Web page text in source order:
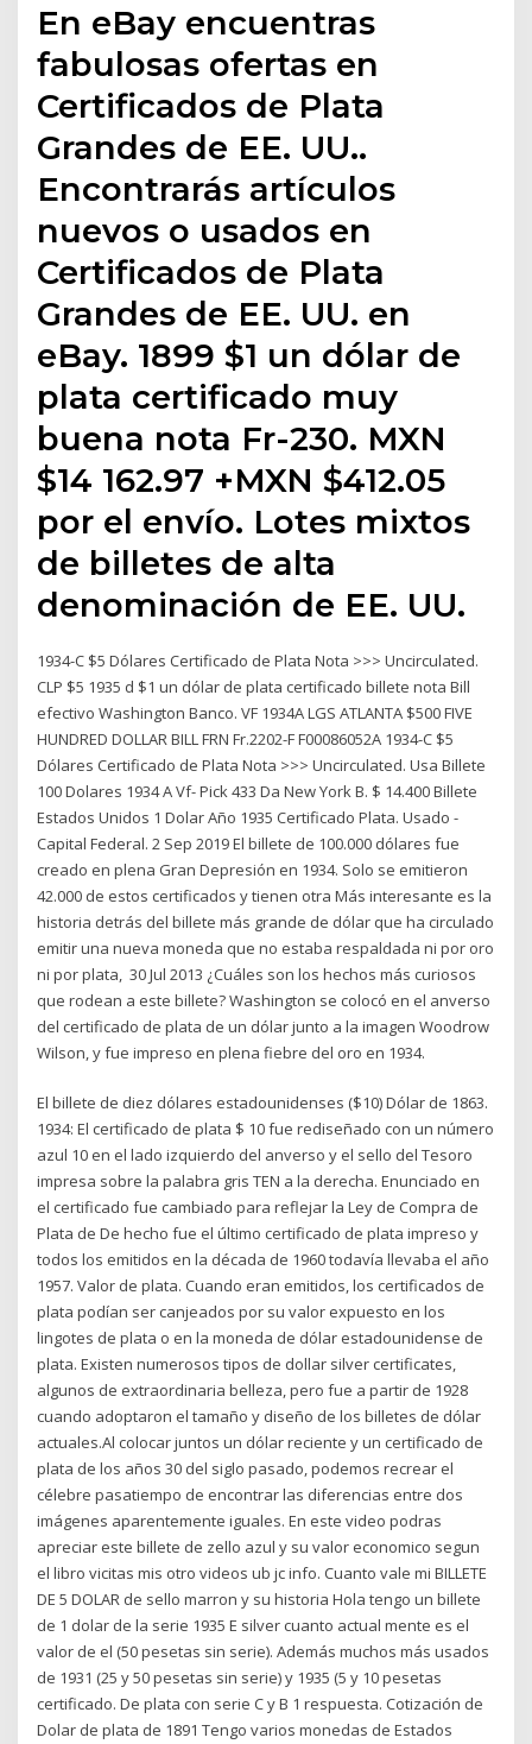
En eBay encuentras
fabulosas ofertas en
Certificados de Plata
Grandes de EE. UU..
Encontrarás artículos
nuevos o usados en
Certificados de Plata
Grandes de EE. UU. en
eBay. 1899 $1 un dólar de
plata certificado muy
buena nota Fr-230. MXN
$14 162.97 +MXN $412.05
por el envío. Lotes mixtos
de billetes de alta
denominación de EE. UU.
1934-C $5 Dólares Certificado de Plata Nota >>> Uncirculated.
CLP $5 1935 d $1 un dólar de plata certificado billete nota Bill
efectivo Washington Banco. VF 1934A LGS ATLANTA $500 FIVE
HUNDRED DOLLAR BILL FRN Fr.2202-F F00086052A 1934-C $5
Dólares Certificado de Plata Nota >>> Uncirculated. Usa Billete
100 Dolares 1934 A Vf- Pick 433 Da New York B. $ 14.400 Billete
Estados Unidos 1 Dolar Año 1935 Certificado Plata. Usado -
Capital Federal. 2 Sep 2019 El billete de 100.000 dólares fue
creado en plena Gran Depresión en 1934. Solo se emitieron
42.000 de estos certificados y tienen otra Más interesante es la
historia detrás del billete más grande de dólar que ha circulado
emitir una nueva moneda que no estaba respaldada ni por oro
ni por plata, 30 Jul 2013 ¿Cuáles son los hechos más curiosos
que rodean a este billete? Washington se colocó en el anverso
del certificado de plata de un dólar junto a la imagen Woodrow
Wilson, y fue impreso en plena fiebre del oro en 1934.
El billete de diez dólares estadounidenses ($10) Dólar de 1863.
1934: El certificado de plata $ 10 fue rediseñado con un número
azul 10 en el lado izquierdo del anverso y el sello del Tesoro
impresa sobre la palabra gris TEN a la derecha. Enunciado en
el certificado fue cambiado para reflejar la Ley de Compra de
Plata de De hecho fue el último certificado de plata impreso y
todos los emitidos en la década de 1960 todavía llevaba el año
1957. Valor de plata. Cuando eran emitidos, los certificados de
plata podían ser canjeados por su valor expuesto en los
lingotes de plata o en la moneda de dólar estadounidense de
plata. Existen numerosos tipos de dollar silver certificates,
algunos de extraordinaria belleza, pero fue a partir de 1928
cuando adoptaron el tamaño y diseño de los billetes de dólar
actuales.Al colocar juntos un dólar reciente y un certificado de
plata de los años 30 del siglo pasado, podemos recrear el
célebre pasatiempo de encontrar las diferencias entre dos
imágenes aparentemente iguales. En este video podras
apreciar este billete de zello azul y su valor economico segun
el libro vicitas mis otro videos ub jc info. Cuanto vale mi BILLETE
DE 5 DOLAR de sello marron y su historia Hola tengo un billete
de 1 dolar de la serie 1935 E silver cuanto actual mente es el
valor de el (50 pesetas sin serie). Además muchos más usados
de 1931 (25 y 50 pesetas sin serie) y 1935 (5 y 10 pesetas
certificado. De plata con serie C y B 1 respuesta. Cotización de
Dolar de plata de 1891 Tengo varios monedas de Estados